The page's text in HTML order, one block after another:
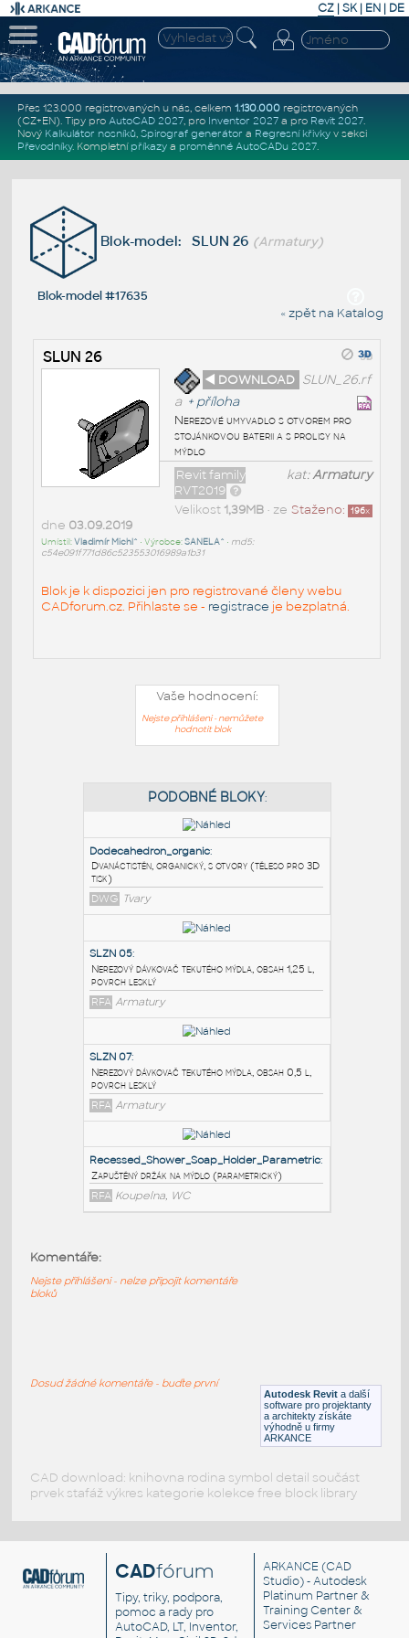
CZ | SK| EN | DE
Přes 123.000 registrovaných u nás, celkem 1.130.000registrovaných
(CZ+EN). Tipy pro AutoCAD 2027, pro Inventor 2027a pro Revit 2027.
Nový Kalkulátor nosníků, Spirograf generátor a Regresní křivkyv sekci
Převodníky. Kompletní příkazya proměnné AutoCADu 2027.
Blok-model: SLUN 26 (Armatury)
Blok-model #17635
« zpět na Katalog
SLUN 26
◄ DOWNLOAD SLUN_26.rf
a + příloha
Nerezové umyvadlo s otvorem pro
stojánkovou baterii a s prolisy na
mýdlo
kat:Armatury
Revit family
RVT2019
Staženo: 196x
Velikost 1,39MB• ze
dne 03.09.2019
Umístil:Vladimír Michl^ • Výrobce:SANELA^ • md5:
c54e091f771d86c523553016989a1b31
Blok je k dispozici jen pro registrované členy webu
CADforum.cz. Přihlaste se - registrace je bezplatná.
Vaše hodnocení:
Nejste přihlášeni - nemůžete
hodnotit blok
PODOBNÉ BLOKY:
Dodecahedron_organic
Dvanáctistěn, organický, s otvory (těleso pro 3D
DWG
SLZN 05:
Nerezový dávkovač tekutého mýdla, obsah 1,25 l,
povrch lesklý
RFA Armatury
povrch lesklý
Zapuštěný držák na mýdlo (parametrický)
Autodesk Revit a další
software pro projektanty
a architekty získáte
výhodně u firmy
ARKANCE
Komentáře:
Nejste přihlášeni - nelze připojit komentáře
bloků
Dosud žádné komentáře - buďte první
CAD download: knihovna rodina symbol detail součást
prvek stafáž výkres kategorie kolekce free block library
CADfórum
Tipy, triky, podpora,
pomoc a rady pro
AutoCAD, LT, Inventor,
ARKANCE (CAD
Studio) - Autodesk
Platinum Partner &
Training Center &
Services Partner